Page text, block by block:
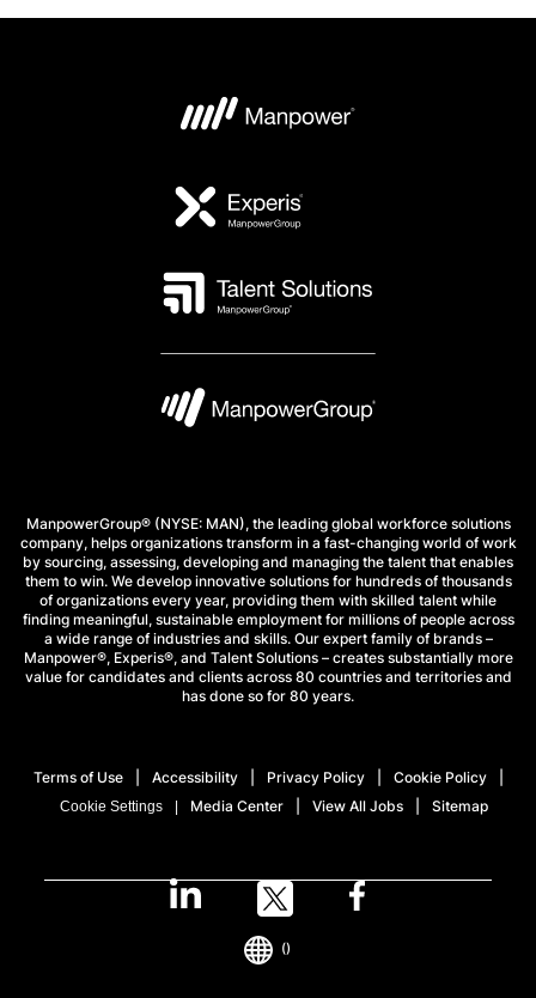
ManpowerGroup® (NYSE: MAN), the leading global workforce solutions
company, helps organizations transform in a fast-changing world of work
by sourcing, assessing, developing and managing the talent that enables
them to win. We develop innovative solutions for hundreds of thousands
of organizations every year, providing them with skilled talent while
finding meaningful, sustainable employment for millions of people across
a wide range of industries and skills. Our expert family of brands –
Manpower®, Experis®, and Talent Solutions – creates substantially more
value for candidates and clients across 80 countries and territories and
has done so for 80 years.
Terms of Use Accessibility Privacy Policy Cookie Policy
Cookie Settings Media Center View All Jobs Sitemap
()